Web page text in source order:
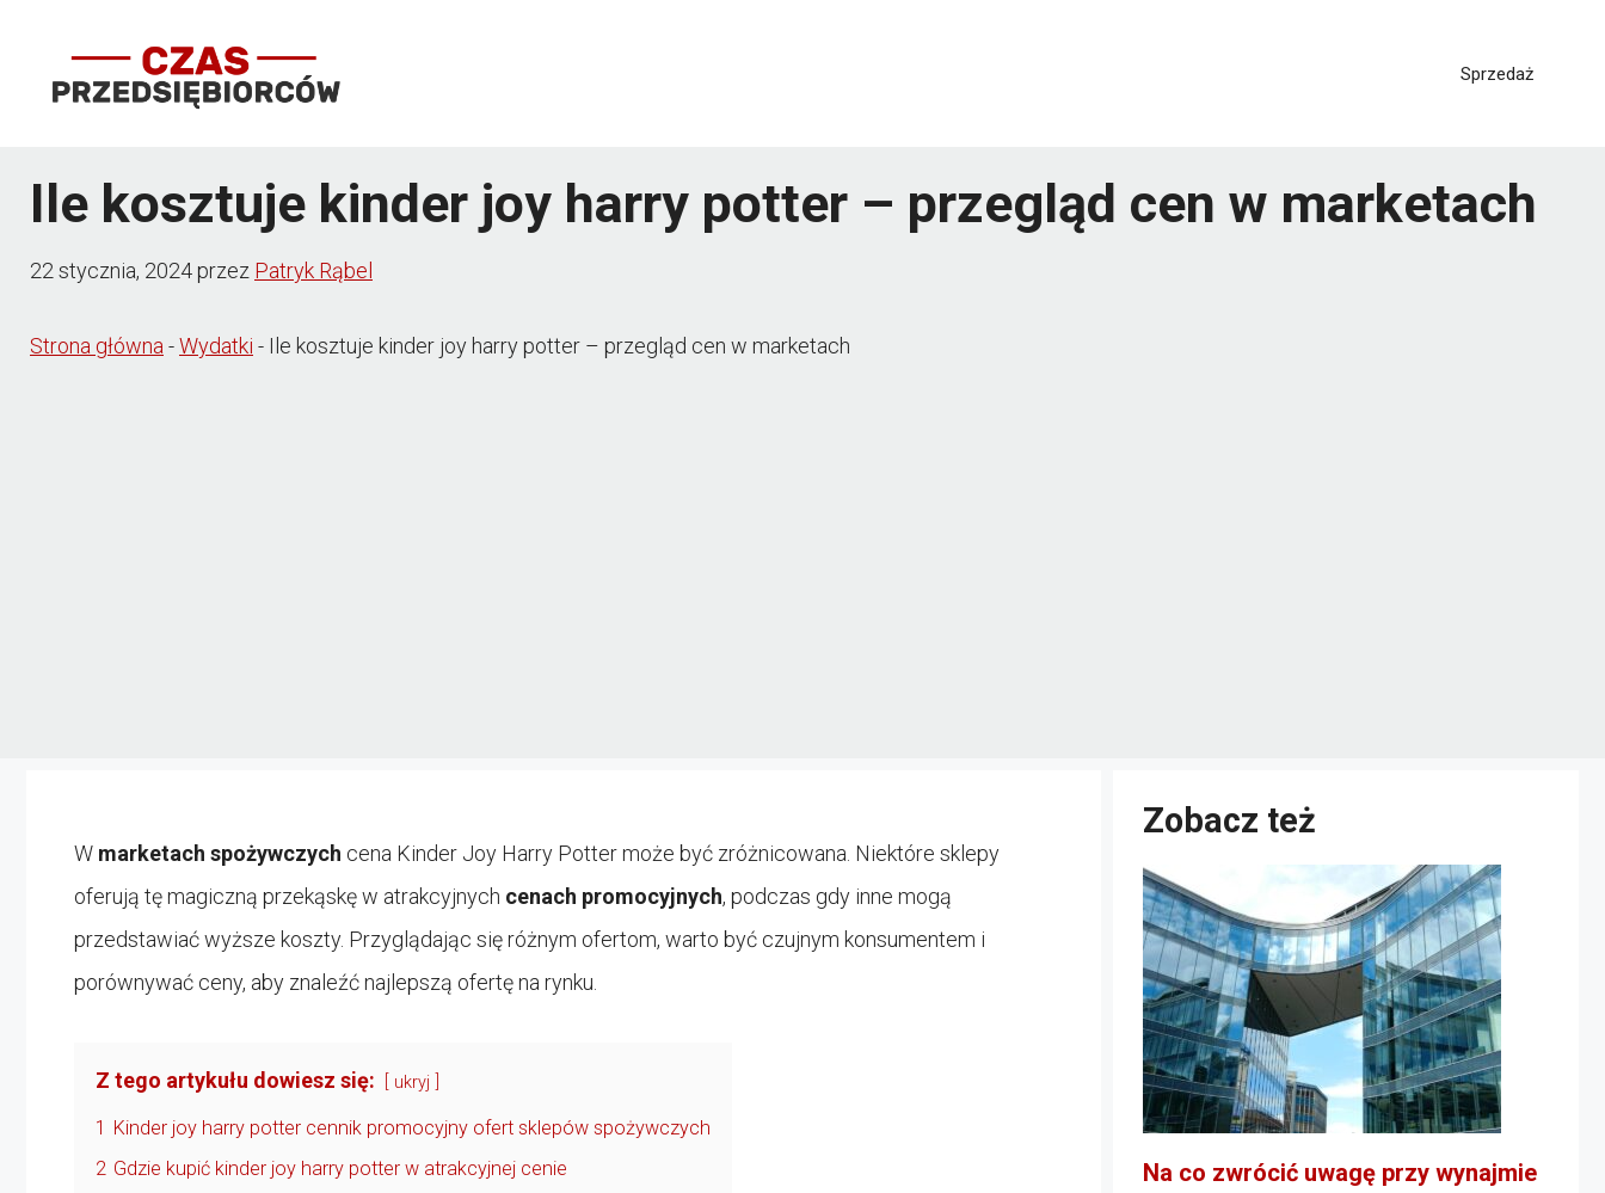
Sprzedaż
Ile kosztuje kinder joy harry potter – przegląd cen w marketach
22 stycznia, 2024przez Patryk Rąbel
Strona główna-Wydatki - Ile kosztuje kinder joy harry potter – przegląd cen w marketach
W marketach spożywczych cena Kinder Joy Harry Potter może być zróżnicowana. Niektóre sklepy
oferują tę magiczną przekąskę w atrakcyjnych cenach promocyjnych, podczas gdy inne mogą
przedstawiać wyższe koszty. Przyglądając się różnym ofertom, warto być czujnym konsumentem i
porównywać ceny, aby znaleźć najlepszą ofertę na rynku.
Z tego artykułu dowiesz się: ukryj
1 Kinder joy harry potter cennik promocyjny ofert sklepów spożywczych
2 Gdzie kupić kinder joy harry potter w atrakcyjnej cenie
Zobacz też
Na co zwrócić uwagę przy wynajmie